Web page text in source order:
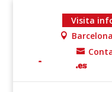
Visita
Barcelona
Inicio
Addiccions